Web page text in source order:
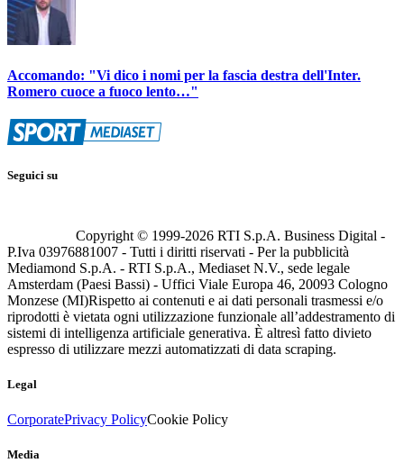
Accomando: "Vi dico i nomi per la fascia destra dell'Inter.
Romero cuoce a fuoco lento…"
Seguici su
Copyright © 1999-2026 RTI S.p.A. Business Digital -
P.Iva 03976881007 - Tutti i diritti riservati - Per la pubblicità
Mediamond S.p.A. - RTI S.p.A., Mediaset N.V., sede legale
Amsterdam (Paesi Bassi) - Uffici Viale Europa 46, 20093 Cologno
Monzese (MI)Rispetto ai contenuti e ai dati personali trasmessi e/o
riprodotti è vietata ogni utilizzazione funzionale all’addestramento di
sistemi di intelligenza artificiale generativa. È altresì fatto divieto
espresso di utilizzare mezzi automatizzati di data scraping.
Legal
CorporatePrivacy PolicyCookie Policy
Media